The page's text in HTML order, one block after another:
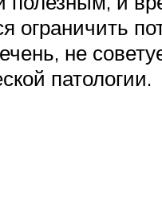
ограничить
не
патологии.